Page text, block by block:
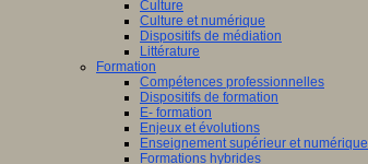
Culture
Culture et numérique
Dispositifs de médiation
Littérature
Formation
Compétences professionnelles
Dispositifs de formation
E- formation
Enjeux et évolutions
Enseignement supérieur et numérique
Formations hybrides